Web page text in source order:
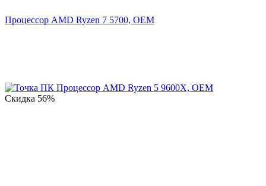
Процессор AMD Ryzen 7 5700, OEM
Скидка 56%